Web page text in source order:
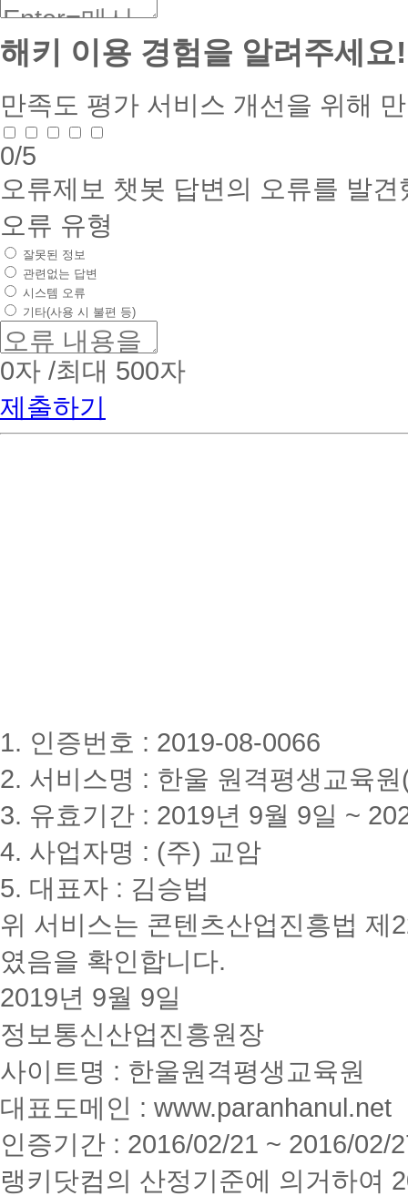
해키 이용 경험을 알려주세요!
만족도 평가 서비스 개선을 위해
0/5
오류제보 챗봇 답변의 오류를 발
오류 유형
잘못된 정보
관련없는 답변
시스템 오류
기타(사용 시 불편 등)
0자 /최대 500자
제출하기
1. 인증번호 : 2019-08-0066
2. 서비스명 : 한울 원격평생교육
3. 유효기간 : 2019년 9월 9일 ~
4. 사업자명 : (주) 교암
5. 대표자 : 김승법
위 서비스는 콘텐츠산업진흥법 제
였음을 확인합니다.
2019년 9월 9일
정보통신산업진흥원장
사이트명 : 한울원격평생교육원
대표도메인 : www.paranhanul.net
인증기간 : 2016/02/21 ~ 2016/02/
랭키닷컴의 산정기준에 의거하여